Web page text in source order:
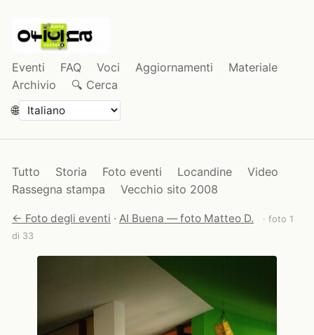
Eventi FAQ Voci Aggiornamenti
Materiale
Archivio
🔍 Cerca
🌐
Tutto Storia Foto eventi Locandine
Video
Rassegna stampa
Vecchio sito 2008
← Foto degli eventi · Al Buena — foto Matteo D.
· foto 1
di 33